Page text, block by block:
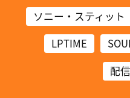
ソニー・スティット
LPTIME
配